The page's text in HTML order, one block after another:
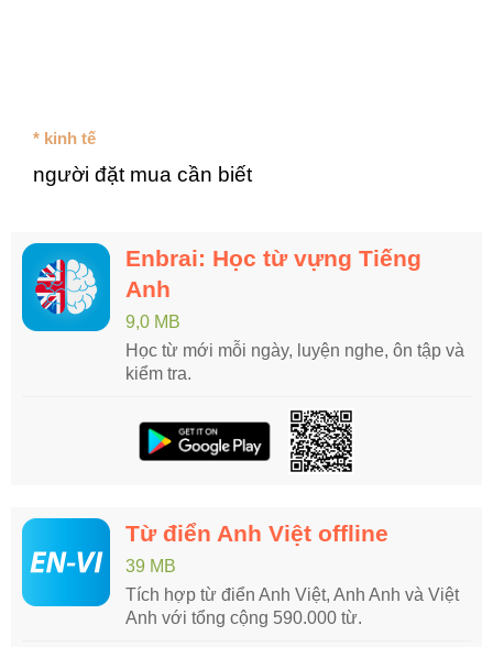
* kinh tế
người đặt mua cần biết
Enbrai: Học từ vựng Tiếng
Anh
9,0 MB
Học từ mới mỗi ngày, luyện nghe, ôn tập và
kiểm tra.
Từ điển Anh Việt offline
39 MB
Tích hợp từ điển Anh Việt, Anh Anh và Việt
Anh với tổng cộng 590.000 từ.